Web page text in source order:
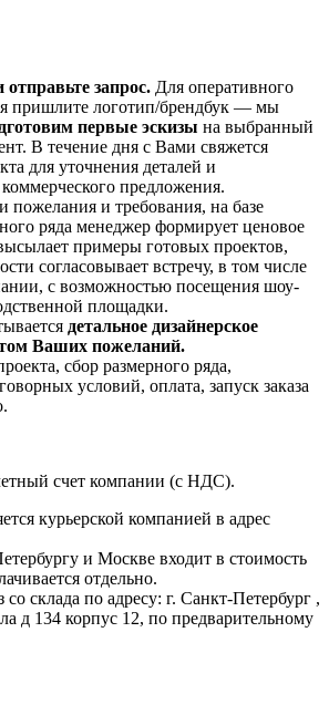
запрос. Для оперативного
пришлите логотип/брендбук — мы
первые эскизы на выбранный
. В течение дня с Вами свяжется
для уточнения деталей и
предложения.
и требования, на базе
ряда менеджер формирует ценовое
примеры готовых проектов,
согласовывает встречу, в том числе
с возможностью посещения шоу-
площадки.
детальное дизайнерское
Ваших пожеланий.
сбор размерного ряда,
условий, оплата, запуск заказа
счет компании (с НДС).
курьерской компанией в адрес
и Москве входит в стоимость
отдельно.
склада по адресу: г. Санкт-Петербург ,
д 134 корпус 12, по предварительному